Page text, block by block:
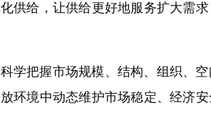
供给，让供给更好地服务扩大需求
把握市场规模、结构、组织、空
环境中动态维护市场稳定、经济安